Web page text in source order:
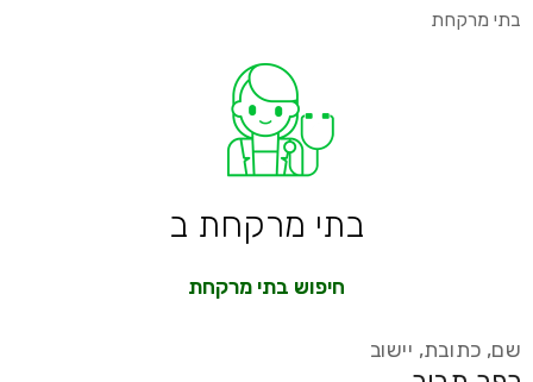
בתי מרקחת
בתי מרקחת ב
חיפוש בתי מרקחת
שם, כתובת, יישוב